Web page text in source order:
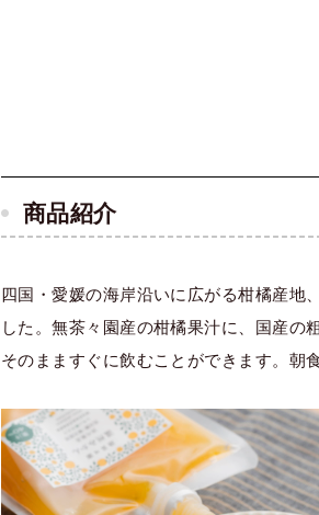
商品紹介
四国・愛媛の海岸沿いに広がる柑橘産地
した。無茶々園産の柑橘果汁に、国産の
そのまますぐに飲むことができます。朝